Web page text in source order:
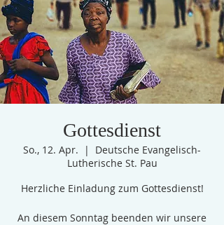
Gottesdienst
So., 12. Apr.
  |
Deutsche Evangelisch-
Lutherische St. Pau
Herzliche Einladung zum Gottesdienst!
An diesem Sonntag beenden wir unsere